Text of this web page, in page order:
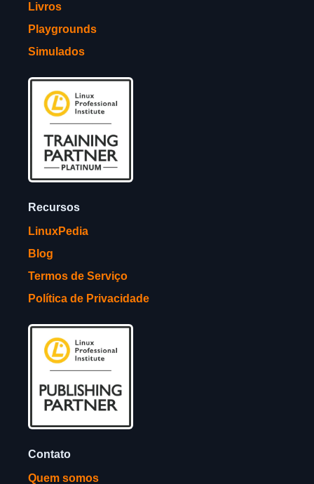
Livros
Playgrounds
Simulados
Recursos
LinuxPedia
Blog
Termos de Serviço
Política de Privacidade
Contato
Quem somos